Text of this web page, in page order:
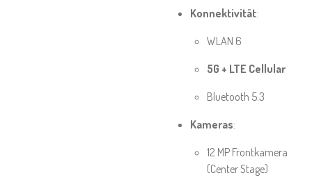
Konnektivität:
WLAN 6
5G + LTE Cellular
Bluetooth 5.3
Kameras:
12 MP Frontkamera
(Center Stage)